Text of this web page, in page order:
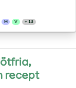
M V + 13
recept